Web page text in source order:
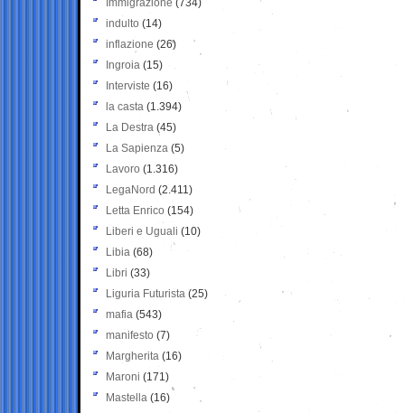
Immigrazione (734)
indulto (14)
inflazione (26)
Ingroia (15)
Interviste (16)
la casta (1.394)
La Destra (45)
La Sapienza (5)
Lavoro (1.316)
LegaNord (2.411)
Letta Enrico (154)
Liberi e Uguali (10)
Libia (68)
Libri (33)
Liguria Futurista (25)
mafia (543)
manifesto (7)
Margherita (16)
Maroni (171)
Mastella (16)